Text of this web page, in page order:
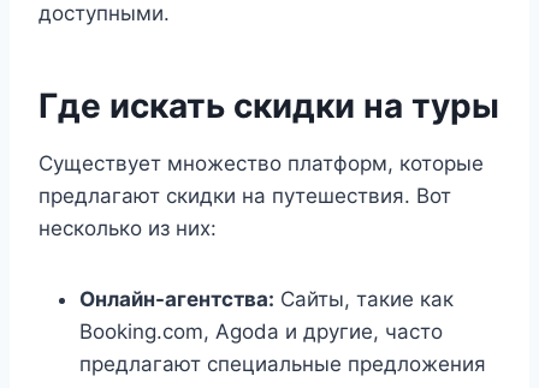
доступными.
Где искать скидки на туры
Существует множество платформ, которые
предлагают скидки на путешествия. Вот
несколько из них:
Онлайн-агентства: Сайты, такие как
Booking.com, Agoda и другие, часто
предлагают специальные предложения